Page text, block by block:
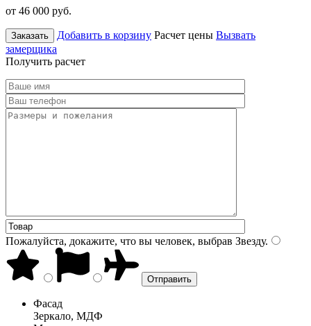
от 46 000 руб.
Заказать Добавить в корзину Расчет цены Вызвать
замерщика
Получить расчет
Пожалуйста, докажите, что вы человек, выбрав Звезду.
Фасад
Зеркало, МДФ